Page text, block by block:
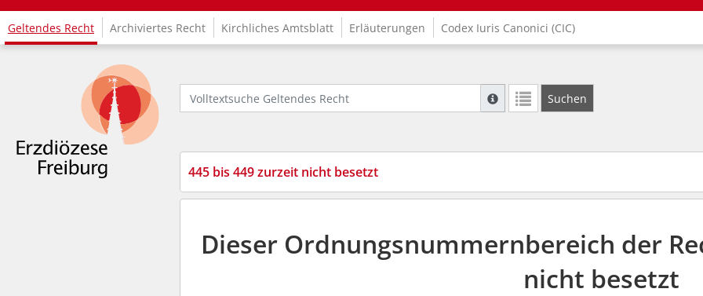
Logo Fachinformationssystem Kirchenrecht
Geltendes Recht Archiviertes Recht Kirchliches Amtsblatt Erläuterungen Codex Iuris Canonici (CIC)
Volltextsuche Geltendes Recht
Suche mit Platzhalter "*", Bsp. Pfarrer*,
Suchen
445 bis 449 zurzeit nicht besetzt
Dieser Ordnungsnummernbereich der
nicht besetzt